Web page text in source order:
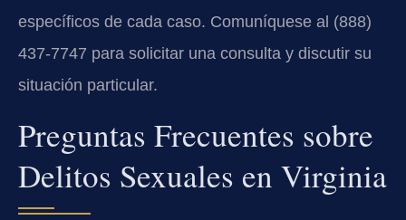
específicos de cada caso. Comuníquese al (888)
437-7747 para solicitar una consulta y discutir su
situación particular.
Preguntas Frecuentes sobre
Delitos Sexuales en Virginia